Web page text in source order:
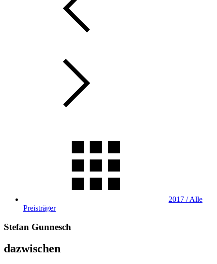
2017 / Alle
Preisträger
Stefan Gunnesch
dazwischen